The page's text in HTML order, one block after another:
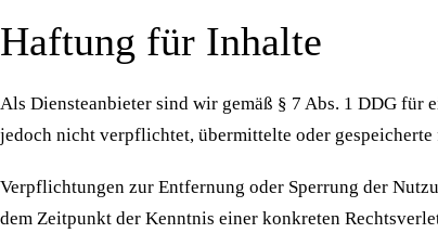
Haftung für Inhalte
Als Diensteanbieter sind wir gemäß § 7 Abs. 1 DDG für
jedoch nicht verpflichtet, übermittelte oder
Verpflichtungen zur Entfernung oder Sperrung der
dem Zeitpunkt der Kenntnis einer konkreten